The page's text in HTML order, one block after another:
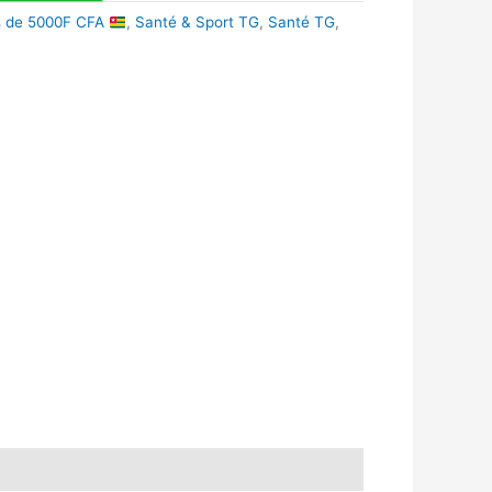
5000F CFA , Santé & Sport TG, Santé TG,